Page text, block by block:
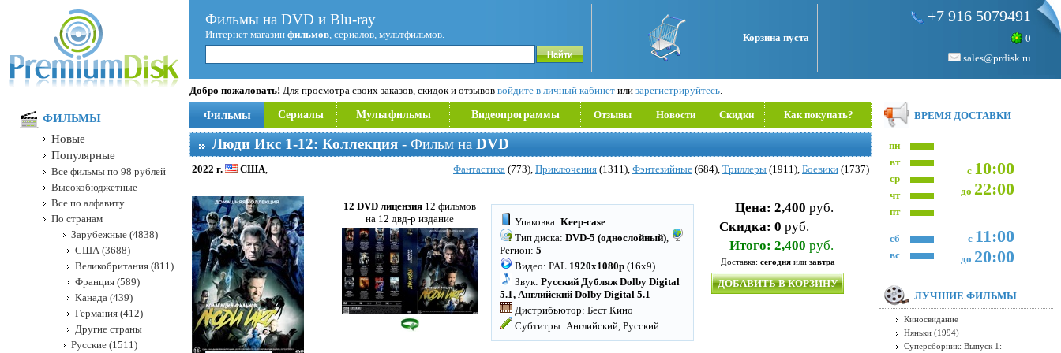
Фильмы на DVD и Blu-ray
Интернет магазин фильмов, сериалов, мультфильмов. Корзина пуста
+7 916 5079491
0
sales@prdisk.ru
Добро пожаловать! Для просмотра своих заказов, скидок и отзывов войдите в личный кабинет или зарегистрируйтесь.
Фильмы Сериалы Мультфильмы Видеопрограммы Отзывы Новости Скидки Как покупать?
Люди Икс 1-12: Коллекция - Фильм на DVD
2022 г. США, Фантастика (773), Приключения (1311), Фэнтезийные (684), Триллеры (1911), Боевики (1737)
12 DVD лицензия 12 фильмов
на 12 двд-р издание
Упаковка: Keep-case
Тип диска: DVD-5 (однослойный),
Регион: 5
Видео: PAL 1920x1080p (16x9)
Звук: Русский Дубляж Dolby Digital
5.1, Английский Dolby Digital 5.1
Дистрибьютор: Бест Кино
Субтитры: Английский, Русский
Цена: 2,400 руб.
Скидка: 0 руб.
Итого: 2,400 руб.
Доставка: сегодняили завтра
ДОБАВИТЬ В КОРЗИНУ
ФИЛЬМЫ
Новые
Популярные
Все фильмы по 98 рублей
Высокобюджетные
Все по алфавиту
По странам
Зарубежные (4838)
США (3688)
Великобритания (811)
Франция (589)
Канада (439)
Германия (412)
Другие страны
Русские (1511)
ВРЕМЯ ДОСТАВКИ
пн
с 10:00
до 22:00
вт
ср
чт
пт
с 11:00
до 20:00
сб
вс
ЛУЧШИЕ ФИЛЬМЫ
Киносвидание
Няньки (1994)
Суперсборник: Выпуск 1: